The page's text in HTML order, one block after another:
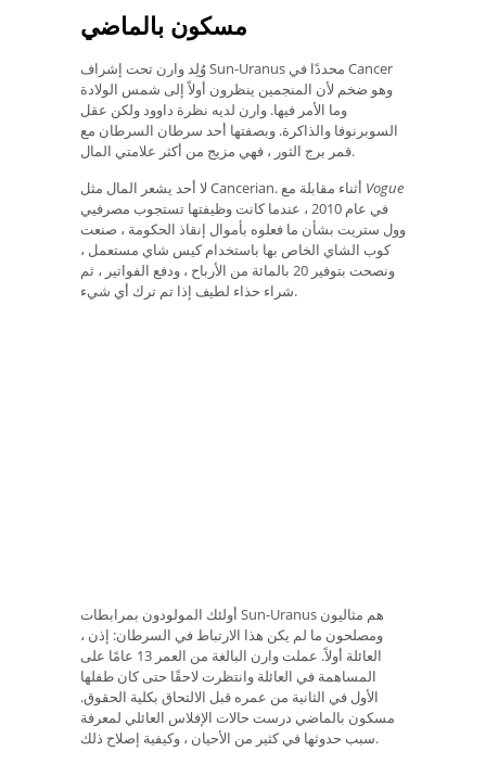
مسكون بالماضي
وُلِد وارن تحت إشراف Sun-Uranus محددًا في Cancer
وهو ضخم لأن المنجمين ينظرون أولاً إلى شمس الولادة
وما الأمر فيها. وارن لديه نظرة داوود ولكن عقل
السوبرنوفا والذاكرة. وبصفتها أحد سرطان السرطان مع
قمر برج الثور ، فهي مزيج من أكثر علامتي المال.
Vogue
في عام 2010 ، عندما كانت وظيفتها تستجوب مصرفيي
وول ستريت بشأن ما فعلوه بأموال إنقاذ الحكومة ، صنعت
كوب الشاي الخاص بها باستخدام كيس شاي مستعمل ،
ونصحت بتوفير 20 بالمائة من الأرباح ، ودفع الفواتير ، ثم
شراء حذاء لطيف إذا تم ترك أي شيء.
أولئك المولودون بمرابطات Sun-Uranus هم مثاليون
ومصلحون ما لم يكن هذا الارتباط في السرطان: إذن ،
العائلة أولاً. عملت وارن البالغة من العمر 13 عامًا على
المساهمة في العائلة وانتظرت لاحقًا حتى كان طفلها
الأول في الثانية من عمره قبل الالتحاق بكلية الحقوق.
مسكون بالماضي درست حالات الإفلاس العائلي لمعرفة
سبب حدوثها في كثير من الأحيان ، وكيفية إصلاح ذلك.